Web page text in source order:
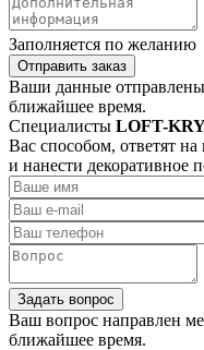
Заполняется по желанию
Отправить заказ
Ваши данные
ближайшее время.
Специалисты LOFT-
Вас способом, ответят
и нанести декоративное
Задать вопрос
Ваш вопрос направлен
ближайшее время.